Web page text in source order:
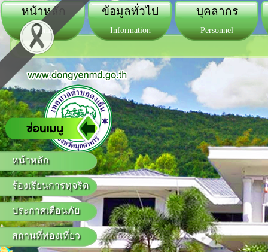
หน้าหลัก
ร้องเรียนการทุจริต
ประกาศเตือนภัย
สถานที่ท่องเที่ยว
หน้าหลัก
Home
ข้อมูลทั่วไป
Information
บุคลากร
Personnel